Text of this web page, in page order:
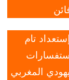
تام
المغربي